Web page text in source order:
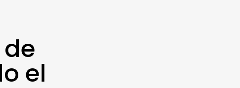
el